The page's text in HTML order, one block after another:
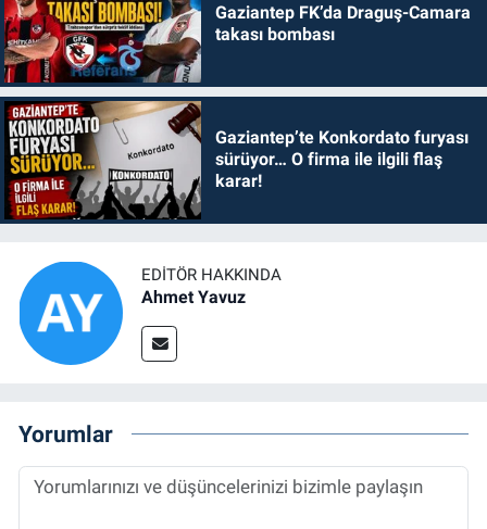
Gaziantep FK’da Draguş-Camara
takası bombası
Gaziantep’te Konkordato furyası
sürüyor… O firma ile ilgili flaş
karar!
EDITÖR HAKKINDA
Ahmet Yavuz
Yorumlar